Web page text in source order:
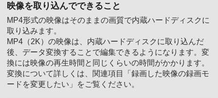
映像を取り込んでできること
MP4形式の映像はそのままの画質で内蔵ハードディスクに
取り込みます。
MP4（2K）の映像は、内蔵ハードディスクに取り込んだ
後、データ変換することで編集できるようになります。変
換には映像の再生時間と同じくらいの時間がかかります。
変換について詳しくは、関連項目「録画した映像の録画モ
ードを変更したい」をご覧ください。